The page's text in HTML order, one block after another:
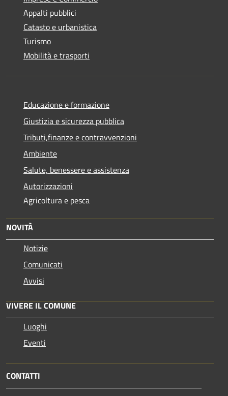
Appalti pubblici
Catasto e urbanistica
Turismo
Mobilità e trasporti
Educazione e formazione
Giustizia e sicurezza pubblica
Tributi,finanze e contravvenzioni
Ambiente
Salute, benessere e assistenza
Autorizzazioni
Agricoltura e pesca
NOVITÀ
Notizie
Comunicati
Avvisi
VIVERE IL COMUNE
Luoghi
Eventi
CONTATTI